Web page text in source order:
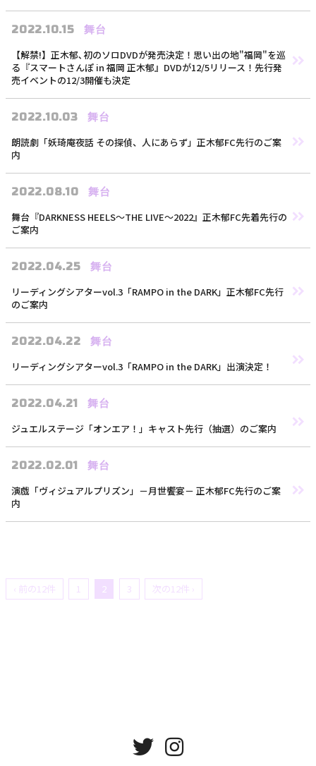
2022.10.15 舞台
【解禁!】正木郁､初のソロDVDが発売決定！思い出の地"福岡"を巡
る『スマートさんぽ in 福岡 正木郁』DVDが12/5リリース！先行発
売イベントの12/3開催も決定
2022.10.03 舞台
朗読劇「妖琦庵夜話 その探偵、人にあらず」正木郁FC先行のご案
内
2022.08.10 舞台
舞台『DARKNESS HEELS～THE LIVE～2022』正木郁FC先着先行の
ご案内
2022.04.25 舞台
リーディングシアターvol.3「RAMPO in the DARK」正木郁FC先行
のご案内
2022.04.22 舞台
リーディングシアターvol.3「RAMPO in the DARK」出演決定！
2022.04.21 舞台
ジュエルステージ「オンエア！」キャスト先行（抽選）のご案内
2022.02.01 舞台
演戯「ヴィジュアルプリズン」－月世饗宴－ 正木郁FC先行のご案
内
‹ 前の12件 1 2 3 次の12件 ›